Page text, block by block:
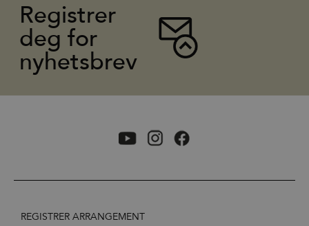
Registrer
deg for
nyhetsbrev
REGISTRER ARRANGEMENT